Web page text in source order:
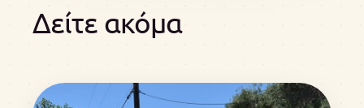
Δείτε ακόμα